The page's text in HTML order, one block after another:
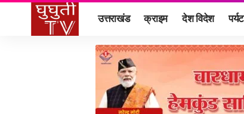
उत्तराखंड क्राइम देश विदेश